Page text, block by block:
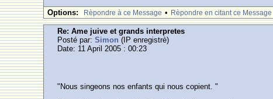
Options: Rèpondre à ce Message • Rèpondre en citant ce Message
Re: Ame juive et grands interpretes
Posté par:Simon (IP enregistrè)
Date: 11 April 2005 : 00:23
"Nous singeons nos enfants qui nous copient. "